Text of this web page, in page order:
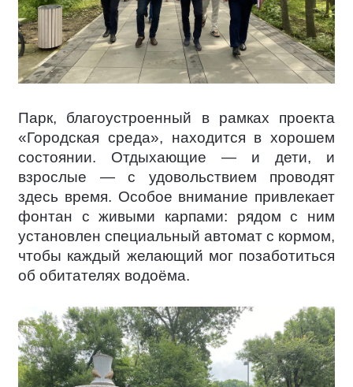
Парк, благоустроенный в рамках проекта
«Городская среда», находится в хорошем
состоянии. Отдыхающие — и дети, и
взрослые — с удовольствием проводят
здесь время. Особое внимание привлекает
фонтан с живыми карпами: рядом с ним
установлен специальный автомат с кормом,
чтобы каждый желающий мог позаботиться
об обитателях водоёма.